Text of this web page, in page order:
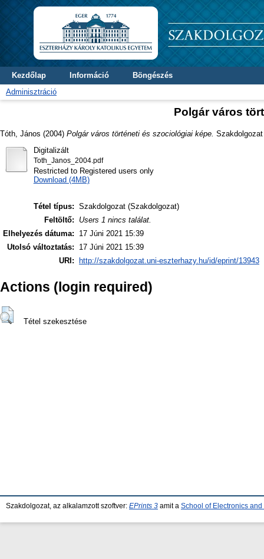
Kezdőlap Információ
Böngészés
Adminisztráció
Polgár város
Tóth, János (2004) Polgár város történeti és szociológiai képe.
Digitalizált
Toth_Janos_2004.pdf
Restricted to Registered users only
Download (4MB)
Tétel típus: Szakdolgozat (Szakdolgozat)
Feltöltő:
Users 1 nincs találat.
Elhelyezés dátuma:
17 Júni 2021 15:39
Utolsó változtatás:
17 Júni 2021 15:39
URI:
http://szakdolgozat.uni-eszterhazy.hu/id/eprint/13943
Actions (login required)
Tétel szekesztése
Szakdolgozat, az alkalamzott szoftver: EPrints 3 amit a School of Electronics